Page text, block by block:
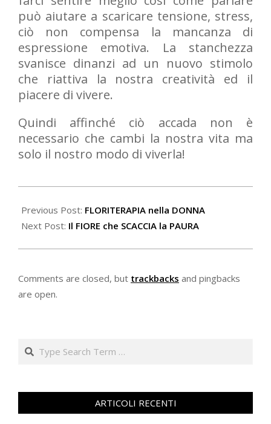
può aiutare a scaricare tensione, stress,
ciò non compensa la mancanza di
espressione emotiva. La stanchezza
svanisce dinanzi ad un nuovo stimolo
che riattiva la nostra creatività ed il
piacere di vivere.
Quindi affinché ciò accada non è
necessario che cambi la nostra vita ma
solo il nostro modo di viverla!
12-
11
Previous Post: FLORITERAPIA nella DONNA
Next Post: Il FIORE che SCACCIA la PAURA
Comments are closed, but trackbacks and pingbacks
are open.
Search
ARTICOLI RECENTI